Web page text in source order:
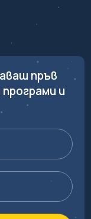
пръв
и